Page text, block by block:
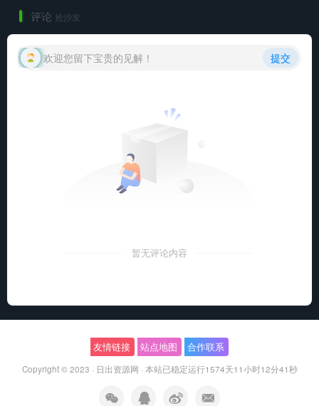
评论 抢沙发
欢迎您留下宝贵的见解！ 提交
暂无评论内容
友情链接 站点地图 合作联系
Copyright © 2023 · 日出资源网 · 本站已稳定运行1574天11小时12分42秒